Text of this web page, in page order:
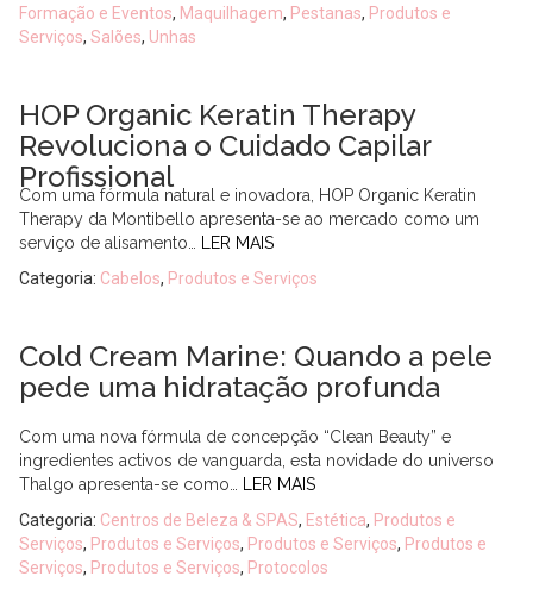
Formação e Eventos, Maquilhagem, Pestanas, Produtos e
Serviços, Salões, Unhas
HOP Organic Keratin Therapy
Revoluciona o Cuidado Capilar
Profissional
Com uma fórmula natural e inovadora, HOP Organic Keratin
Therapy da Montibello apresenta-se ao mercado como um
serviço de alisamento…
LER MAIS
Categoria: Cabelos, Produtos e Serviços
Cold Cream Marine: Quando a pele
pede uma hidratação profunda
Com uma nova fórmula de concepção “Clean Beauty” e
ingredientes activos de vanguarda, esta novidade do universo
Thalgo apresenta-se como…
LER MAIS
Categoria: Centros de Beleza & SPAS, Estética, Produtos e
Serviços, Produtos e Serviços, Produtos e Serviços, Produtos e
Serviços, Produtos e Serviços, Protocolos